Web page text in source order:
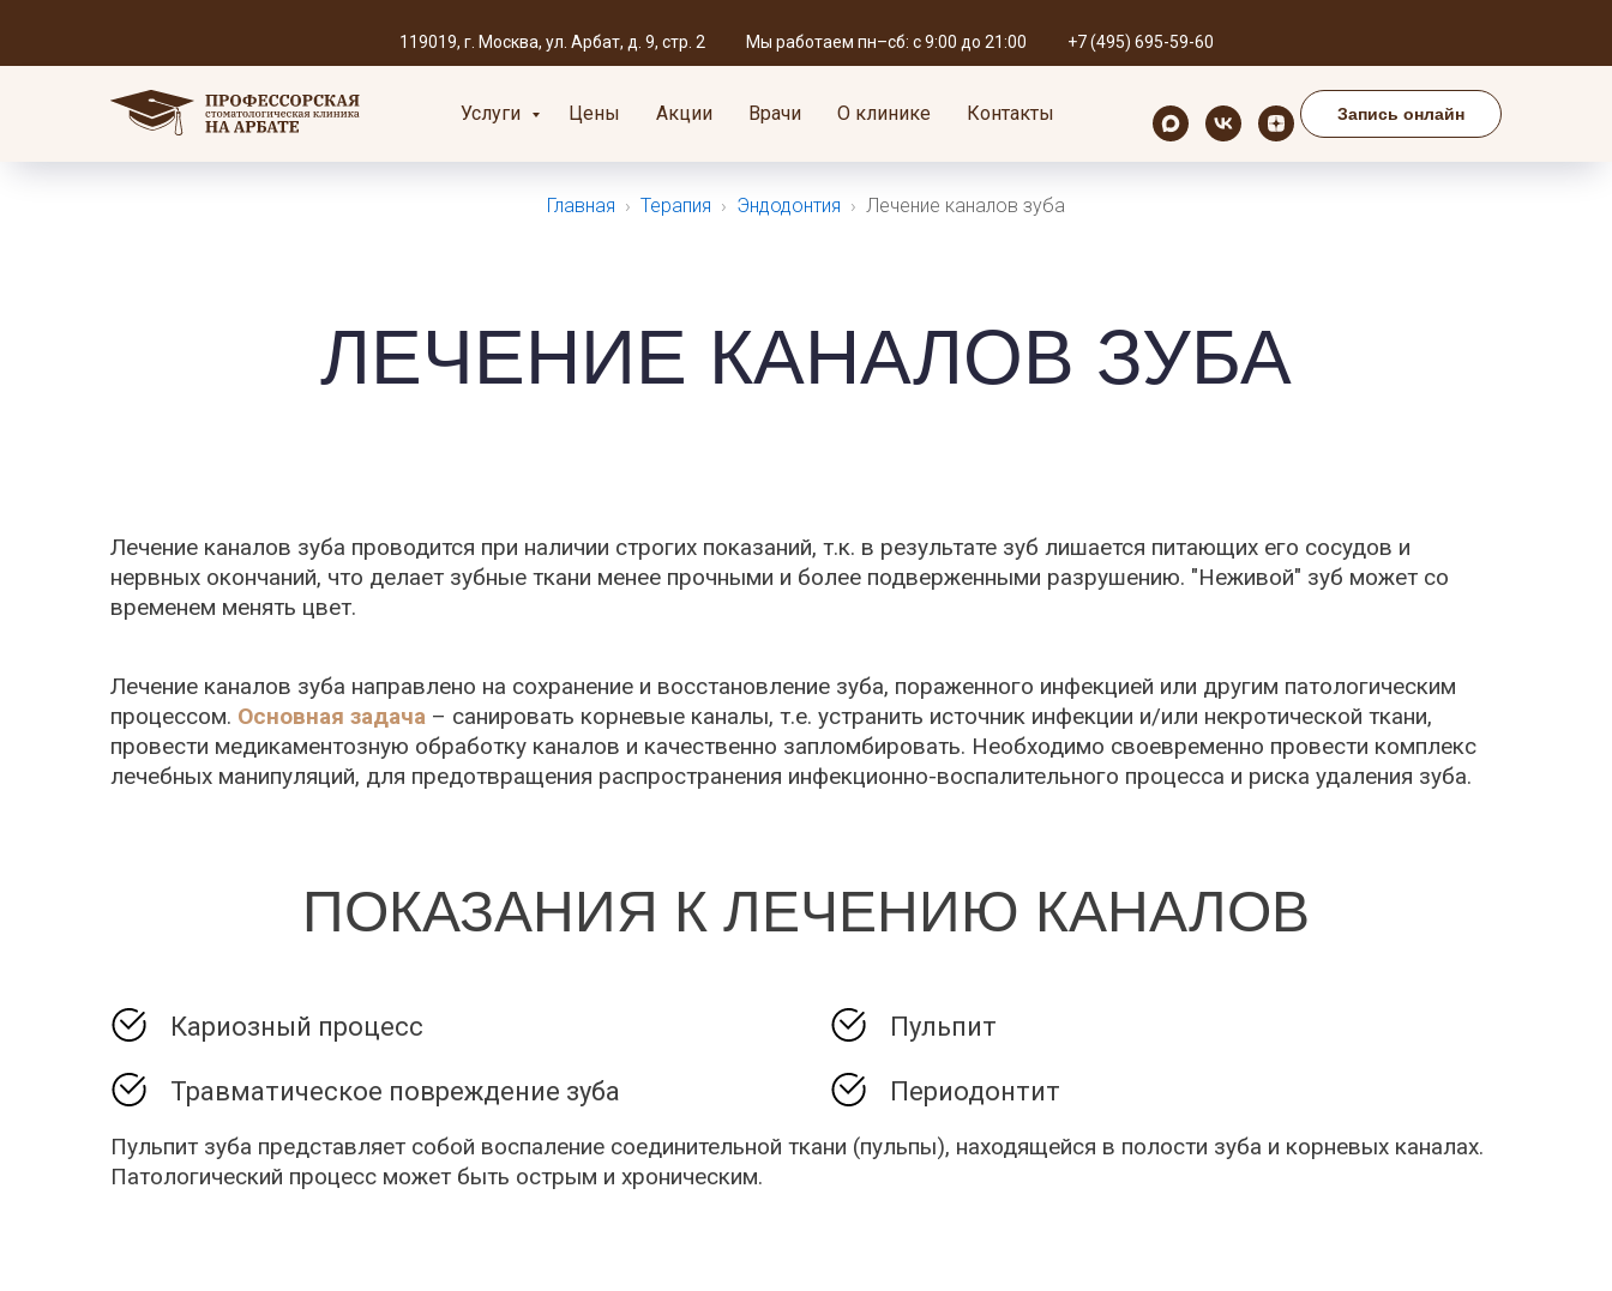
119019, г. Москва, ул. Арбат, д. 9, стр. 2 Мы работаем пн–сб: с 9:00 до 21:00 +7 (495) 695-59-60
Услуги Цены Акции Врачи О клинике Контакты Запись онлайн
+7 (495) 695-59-60
единый номер для записи
Мы работаем для вас
пн — сб: с 9:00 до 21:00
Запись онлайн
119019, г. Москва,
Главная › Терапия › Эндодонтия › Лечение каналов зуба
ЛЕЧЕНИЕ КАНАЛОВ ЗУБА
Лечение каналов зуба проводится при наличии строгих показаний, т.к. в результате зуб лишается питающих его сосудов и
нервных окончаний, что делает зубные ткани менее прочными и более подверженными разрушению. "Неживой" зуб может со
временем менять цвет.
Лечение каналов зуба направлено на сохранение и восстановление зуба, пораженного инфекцией или другим патологическим
процессом. Основная задача – санировать корневые каналы, т.е. устранить источник инфекции и/или некротической ткани,
провести медикаментозную обработку каналов и качественно запломбировать. Необходимо своевременно провести комплекс
лечебных манипуляций, для предотвращения распространения инфекционно-воспалительного процесса и риска удаления зуба.
ПОКАЗАНИЯ К ЛЕЧЕНИЮ КАНАЛОВ
Кариозный процесс Пульпит
Травматическое повреждение зуба Периодонтит
Пульпит зуба представляет собой воспаление соединительной ткани (пульпы), находящейся в полости зуба и корневых каналах.
Патологический процесс может быть острым и хроническим.